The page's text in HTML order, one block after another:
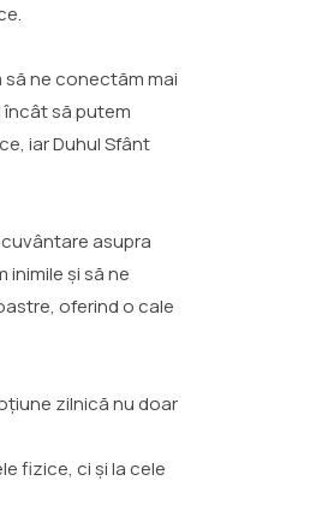
ne conectăm mai
încât să putem
iar Duhul Sfânt
asupra
și să ne
oferind o cale
zilnică nu doar
fizice, ci și la cele